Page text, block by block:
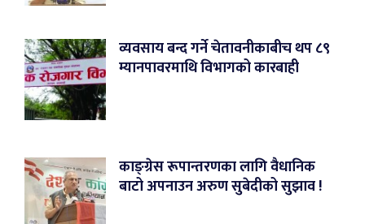
व्यवसाय बन्द गर्ने चेतावनीकाबीच थप ८९
म्यानपावरमाथि विभागको कारबाही
काङ्ग्रेस रूपान्तरणका लागि वैधानिक
बाटो अपनाउन अरुण सुबेदीको सुझाव !